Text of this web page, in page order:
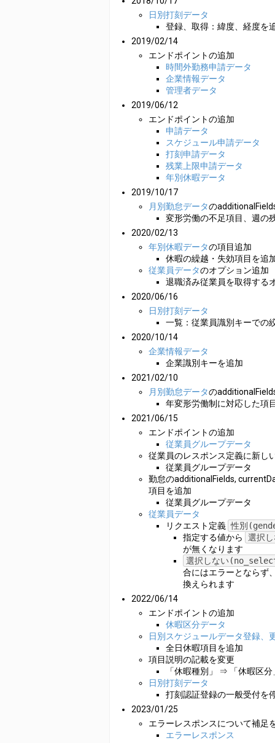
日別打刻データ
登録、取得：緯度、経度を
2019/02/14
エンドポイントの追加
時間外勤務申請データ
企業情報データ
管理者データ
2019/06/12
エンドポイントの追加
申請データ
スケジュール申請データ
打刻申請データ
残業上限申請データ
年別休暇データ
2019/10/17
月別勤怠データの
変形労働の不足項目、週の
2020/02/13
年別休暇データの項目追加
休暇の繰越・失効項目を追
従業員データのオプション追加
退職済み従業員を取得する
2020/06/16
日別打刻データ
一覧：従業員識別キーでの
2020/10/14
企業情報データ
企業識別キーを追加
2021/02/10
月別勤怠データの
年変形労働制に対応した項
2021/06/15
エンドポイントの追加
従業員グループデータ
従業員のレスポンス定義に新し
従業員グループデータ
勤怠のadditionalFields,
項目を追加
従業員グループデータ
従業員データ
リクエスト定義 性別
指定する値から
選択
が無くなります
選択しない
合にはエラーとならず
換えられます
2022/06/14
エンドポイントの追加
休暇区分データ
日別スケジュールデータ登録、
全日休暇項目を追加
項目説明の記載を変更
「休暇種別」 ⇒ 「休暇区
日別打刻データ
打刻認証登録の一般受付を
2023/01/25
エラーレスポンスについて補足
エラーレスポンス